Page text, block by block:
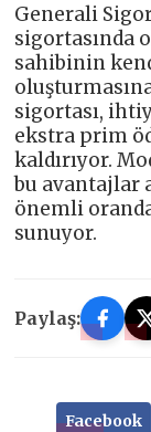
Generali
sigortasında
sahibinin
sigortası,
ekstra prim
kaldırıyor.
bu avantajlar
önemli
sunuyor.
Paylaş:
Facebook